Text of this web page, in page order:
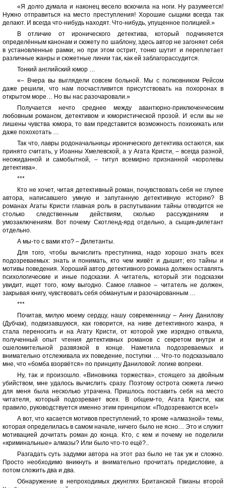
«Я долго думала и наконец весело вскочила на ноги. Ну разумеется!
Нужно отправиться на место преступления! Хорошие сыщики всегда так
делают. И всегда что-нибудь находят. Что-нибудь, упущенное полицией.»
В отличие от иронического детектива, который подчиняется
определённым канонам и сюжету по шаблону, здесь автор не загоняет себя
в установленные рамки, но при этом острит, тонко шутит и переплетает
различные жанры и сюжетные линии так, как ей заблагорассудится.
Тонкий английский юмор …
«– Вчера вы выглядели совсем больной. Мы с полковником Рейсом
даже решили, что нам посчастливится присутствовать на похоронах в
открытом море… Но вы нас разочаровали.»
Получается нечто среднее между авантюрно-приключенческим
любовным романом, детективом и юмористической прозой. И если вы не
лишены чувства юмора, то вам представится возможность похихикать или
даже похохотать …
Так что, лавры родоначальницы иронического детектива остаются, как
принято считать, у Иоанны Хмелевской, а у Агата Кристи, – всегда разной,
неожиданной и самобытной, – титул всемирно признанной «королевы
детектива».
***
Кто не хочет, читая детективный роман, почувствовать себя не глупее
автора, написавшего умную и запутанную детективную историю? В
романах Агаты Кристи главная роль в распутывании тайны отводится не
столько следственным действиям, сколько рассуждениям и
умозаключениям. Вот почему Скотленд-ярд отдельно, а сыщик-дилетант
отдельно.
А мы-то с вами кто? – Дилетанты.
Для того, чтобы вычислить преступника, надо хорошо знать всех
подозреваемых: знать и понимать, кто чем живёт и дышит; его тайны и
мотивы поведения. Хороший автор детективного романа должен оставлять
психологические и иные подсказки. А читатель, который эти подсказки
увидит, ищет того, кому выгодно. Самое главное – читатель не должен,
закрывая книгу, чувствовать себя обманутым и разочарованным …
***
Почитав, милую моему сердцу, нашу современницу – Анну Данилову
(Дубчак), подвизавшуюся, как говорится, на ниве детективного жанра, я
стала переносить и на Агату Кристи, от которой уже изрядно отвыкла,
полученный опыт чтения детективных романов с секретом внутри и
ошеломительной развязкой в конце. Наметила подозреваемых и
внимательно отслеживала их поведение, поступки … Что-то подсказывало
мне, что «бомба взорвётся» по принципу Даниловой: логике вопреки.
Ну, так и произошло. «Виновника торжества», стоящего за двойным
убийством, мне удалось вычислить сразу. Поэтому острота сюжета лично
для меня была несколько утрачена. Пришлось поставить себя на место
читателя, который подозревает всех. В общем-то, Агата Кристи, как
правило, руководствуется именно этим принципом: «Подозреваются все!»
А вот, что касается мотивов преступлений, то кроме «алмазной» темы,
которая определилась в самом начале, ничего было не ясно… Это и служит
мотивацией дочитать роман до конца. Кто, с кем и почему не поделили
«криминальные» алмазы? Или было что-то ещё?..
Разгадать суть задумки автора на этот раз было не так уж и сложно.
Просто необходимо вникнуть и внимательно прочитать предисловие, а
потом сложить два и два.
Обнаружение в непроходимых джунглях Британской Гвианы второй